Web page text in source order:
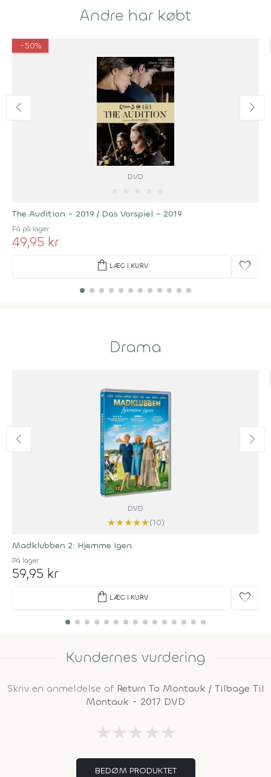
Andre har købt
-50%
DVD
The Audition - 2019 / Das Vorspiel - 2019
Få på lager
49,95 kr
shopping_bag LÆG I KURV favorite
Drama
DVD
★★★★★(10)
Madklubben 2: Hjemme Igen
På lager
59,95 kr
shopping_bag LÆG I KURV favorite
Kundernes vurdering
Skriv en anmeldelse af Return To Montauk / Tilbage Til
Montauk - 2017 DVD
★ ★ ★ ★ ★
BEDØM PRODUKTET